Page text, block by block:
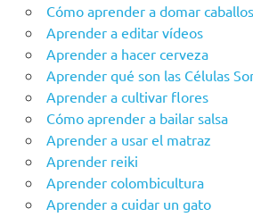
Cómo aprender a domar caballos
Aprender a editar vídeos
Aprender a hacer cerveza
Aprender qué son las Células
Aprender a cultivar flores
Cómo aprender a bailar salsa
Aprender a usar el matraz
Aprender reiki
Aprender colombicultura
Aprender a cuidar un gato